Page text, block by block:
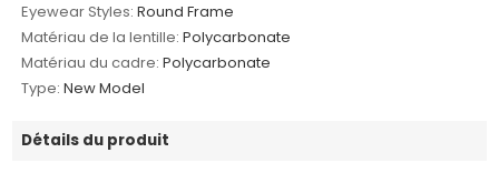
Eyewear Styles: Round Frame
Matériau de la lentille: Polycarbonate
Matériau du cadre: Polycarbonate
Type: New Model
Détails du produit